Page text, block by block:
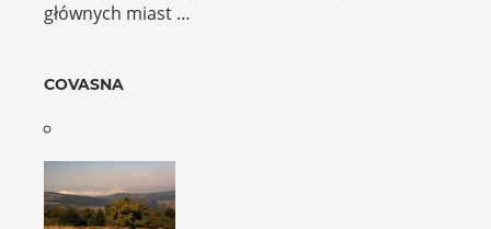
głównych miast …
COVASNA